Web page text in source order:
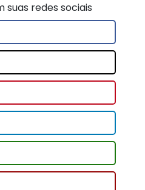
redes sociais